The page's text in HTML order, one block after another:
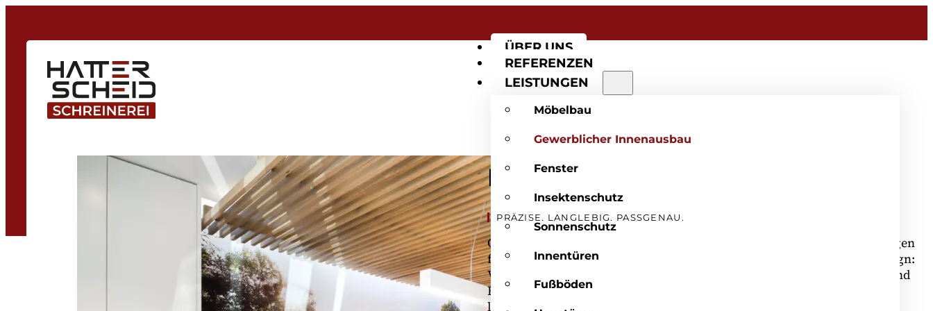
ÜBER UNS
REFERENZEN
LEISTUNGEN
Möbelbau
Gewerblicher Innenausbau
Fenster
Insektenschutz
Sonnenschutz
Innentüren
Fußböden
Funktion trifft Gestaltung
PRÄZISE. LANGLEBIG. PASSGENAU.
Ob Büro, Verkaufsraum oder Praxis – wir realisieren individuelle Lösungen
für den gewerblichen Innenausbau. Funktionalität trifft bei uns auf Design:
Von der Planung bis zur Montage liefern wir maßgeschneiderte Möbel und
Einrichtungen, die perfekt zu Ihrem Unternehmen passen. Hochwertig,
langlebig und professionell umgesetzt